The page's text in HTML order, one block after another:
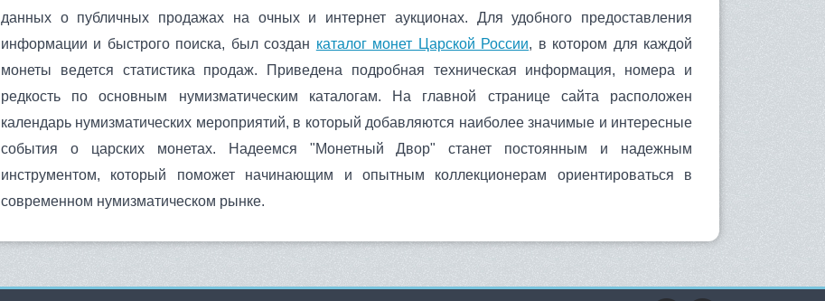
данных о публичных продажах на очных и интернет аукционах. Для удобного предоставления
информации и быстрого поиска, был создан каталог монет Царской России, в котором для каждой
монеты ведется статистика продаж. Приведена подробная техническая информация, номера и
редкость по основным нумизматическим каталогам. На главной странице сайта расположен
календарь нумизматических мероприятий, в который добавляются наиболее значимые и интересные
события о царских монетах.
Надеемся "Монетный Двор" станет постоянным и надежным
инструментом, который поможет начинающим и опытным коллекционерам ориентироваться в
современном нумизматическом рынке.